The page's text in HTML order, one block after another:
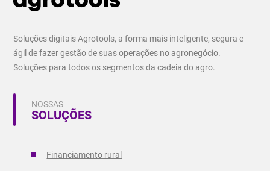
Soluções digitais Agrotools, a forma mais inteligente, segura e
ágil de fazer gestão de suas operações no agronegócio.
Soluções para todos os segmentos da cadeia do agro.
NOSSAS
SOLUÇÕES
Financiamento rural